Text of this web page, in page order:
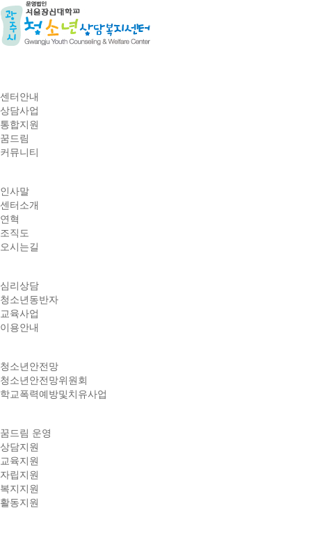
센터안내
상담사업
통합지원
꿈드림
커뮤니티
인사말
센터소개
연혁
조직도
오시는길
심리상담
청소년동반자
교육사업
이용안내
청소년안전망
청소년안전망위원회
학교폭력예방및치유사업
꿈드림 운영
상담지원
교육지원
자립지원
복지지원
활동지원